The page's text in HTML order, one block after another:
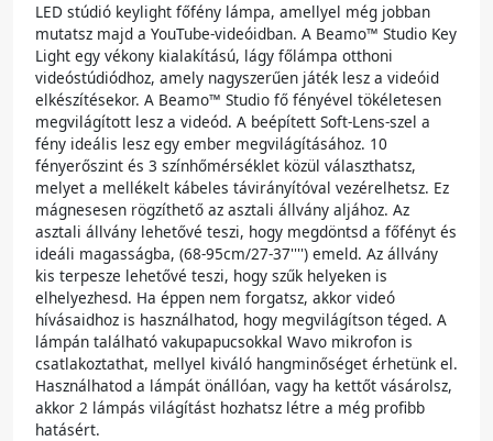
LED stúdió keylight főfény lámpa, amellyel még jobban
mutatsz majd a YouTube-videóidban. A Beamo™ Studio Key
Light egy vékony kialakítású, lágy főlámpa otthoni
videóstúdiódhoz, amely nagyszerűen játék lesz a videóid
elkészítésekor. A Beamo™ Studio fő fényével tökéletesen
megvilágított lesz a videód. A beépített Soft-Lens-szel a
fény ideális lesz egy ember megvilágításához. 10
fényerőszint és 3 színhőmérséklet közül választhatsz,
melyet a mellékelt kábeles távirányítóval vezérelhetsz. Ez
mágnesesen rögzíthető az asztali állvány aljához. Az
asztali állvány lehetővé teszi, hogy megdöntsd a főfényt és
ideáli magasságba, (68-95cm/27-37'''') emeld. Az állvány
kis terpesze lehetővé teszi, hogy szűk helyeken is
elhelyezhesd. Ha éppen nem forgatsz, akkor videó
hívásaidhoz is használhatod, hogy megvilágítson téged. A
lámpán található vakupapucsokkal Wavo mikrofon is
csatlakoztathat, mellyel kiváló hangminőséget érhetünk el.
Használhatod a lámpát önállóan, vagy ha kettőt vásárolsz,
akkor 2 lámpás világítást hozhatsz létre a még profibb
hatásért.